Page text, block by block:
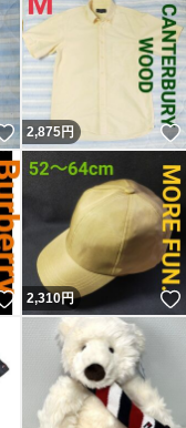
いいね！
2,875円
いいね！
2,310円